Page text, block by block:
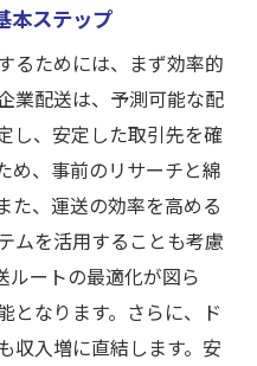
すビジネスチャンス
の始め方
ールの組み方
持つ強み
ルと知識
スを成功させる鍵
最大化！八王子市の
本ステップ
るためには、まず効率的
業配送は、予測可能な配
し、安定した取引先を確
め、事前のリサーチと綿
た、運送の効率を高める
ムを活用することも考慮
ルートの最適化が図ら
となります。さらに、ド
収入増に直結します。安